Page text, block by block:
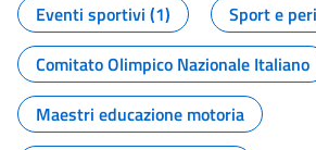
Eventi sportivi (1)
Sport e
Comitato Olimpico Nazionale Italiano
Maestri educazione motoria